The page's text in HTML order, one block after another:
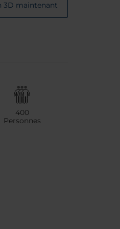
3D maintenant
400
Personnes